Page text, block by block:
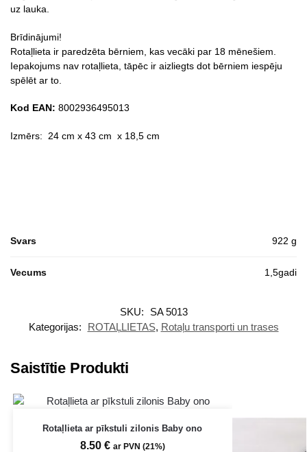
uz lauka.
Brīdinājumi!
Rotaļlieta ir paredzēta bērniem, kas vecāki par 18 mēnešiem.
Iepakojums nav rotaļlieta, tāpēc ir aizliegts dot bērniem iespēju
spēlēt ar to.
Kod EAN: 8002936495013
Izmērs: 24 cm x 43 cm x 18,5 cm
Svars 922 g
Vecums 1,5gadi
SKU:
SA 5013
Kategorijas:
ROTAĻLIETAS, Rotaļu transporti un trases
Saistītie Produkti
Rotaļlieta ar pīkstuli zilonis Baby ono
8.50 € ar PVN (21%)